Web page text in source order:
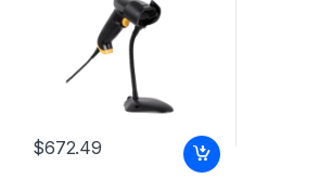
$672.49